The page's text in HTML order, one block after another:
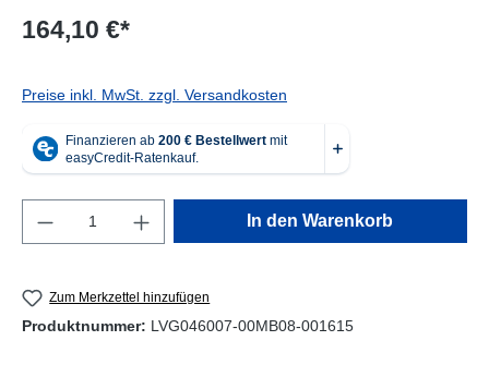
164,10 €*
Preise inkl. MwSt. zzgl. Versandkosten
Produkt Anzahl: Gib den gewünschten
In den Warenkorb
Zum Merkzettel hinzufügen
Produktnummer: LVG046007-00MB08-001615